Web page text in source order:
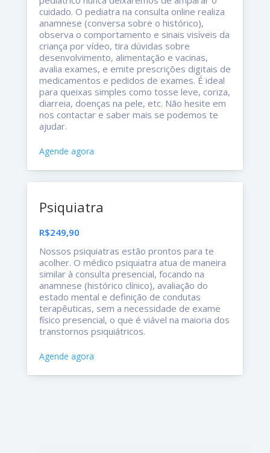
cuidado. O pediatra na consulta online realiza
anamnese (conversa sobre o histórico),
observa o comportamento e sinais visíveis da
criança por vídeo, tira dúvidas sobre
desenvolvimento, alimentação e vacinas,
avalia exames, e emite prescrições digitais de
medicamentos e pedidos de exames. É ideal
para queixas simples como tosse leve, coriza,
diarreia, doenças na pele, etc. Não hesite em
nos contactar e saber mais se podemos te
ajudar.
Agende agora
Psiquiatra
R$249,90
Nossos psiquiatras estão prontos para te
acolher. O médico psiquiatra atua de maneira
similar à consulta presencial, focando na
anamnese (histórico clínico), avaliação do
estado mental e definição de condutas
terapêuticas, sem a necessidade de exame
físico presencial, o que é viável na maioria dos
transtornos psiquiátricos.
Agende agora